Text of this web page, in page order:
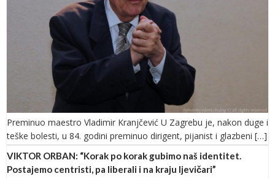
Preminuo maestro Vladimir Kranjčević U Zagrebu je, nakon duge i
teške bolesti, u 84. godini preminuo dirigent, pijanist i glazbeni […]
VIKTOR ORBAN: “Korak po korak gubimo naš identitet.
Postajemo centristi, pa liberali i na kraju ljevičari”